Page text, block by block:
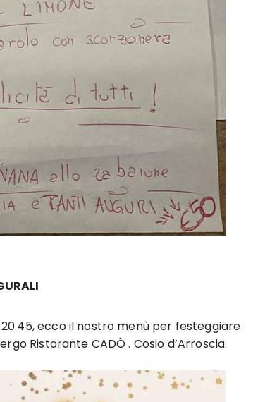
ecco il nostro menù per festeggiare
Ristorante CADÒ . Cosio d’Arroscia.